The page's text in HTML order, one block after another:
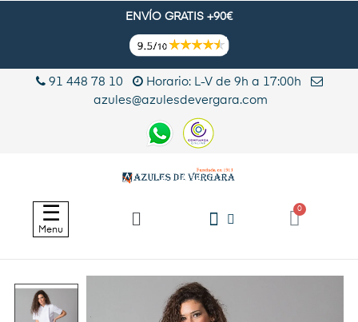
ENVÍO GRATIS +90€
91 448 78 10
Horario: L-V de 9h a 17:00h
azules@azulesdevergara.com
Navegación
de
palanca
☰
Menu